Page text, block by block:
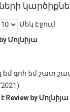
Մեկ Էջում
Մոլնիյա
եմ գոհ եմ շատ
Review by Մոլնիյա